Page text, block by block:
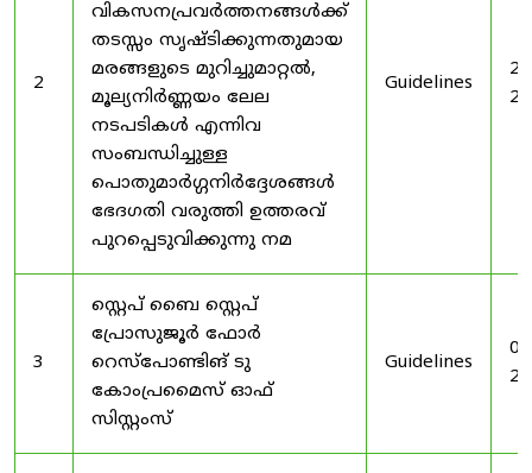
2
വികസനപ്രവർത്തനങ്ങൾക്ക്
തടസ്സം സൃഷ്ടിക്കുന്നതുമായ
മരങ്ങളുടെ മുറിച്ചുമാറ്റൽ,
മൂല്യനിർണ്ണയം ലേല
നടപടികൾ എന്നിവ
സംബന്ധിച്ചുള്ള
പൊതുമാർഗ്ഗനിർദ്ദേശങ്ങൾ
ഭേദഗതി വരുത്തി ഉത്തരവ്
പുറപ്പെടുവിക്കുന്നു നമ
Guidelines
3
സ്റ്റെപ് ബൈ സ്റ്റെപ്
പ്രോസുജൂർ ഫോർ
റെസ്‌പോണ്ടിങ് ടു
കോംപ്രമൈസ് ഓഫ്
സിസ്റ്റംസ്
Guidelines